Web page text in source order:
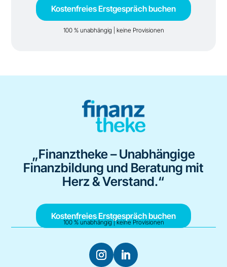
Kostenfreies Erstgespräch buchen
100 % unabhängig | keine Provisionen
„Finanztheke – Unabhängige
Finanzbildung und Beratung mit
Herz & Verstand.“
Kostenfreies Erstgespräch buchen
100 % unabhängig | keine Provisionen